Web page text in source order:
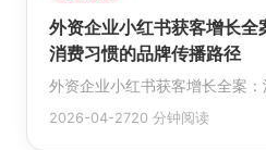
外资企业小红书获客增长全
消费习惯的品牌传播路径
外资企业小红书获客增长全案
2026-04-2720 分钟阅读